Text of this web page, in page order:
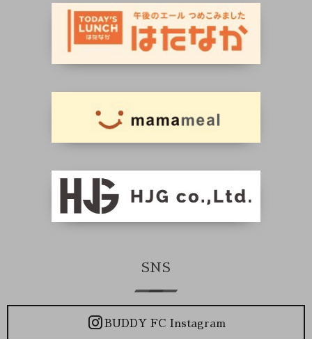
SNS
BUDDY FC Instagram